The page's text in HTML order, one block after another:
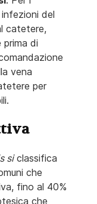
del
catetere,
di
vena
per
siclassifica
che
fino al 40%
che